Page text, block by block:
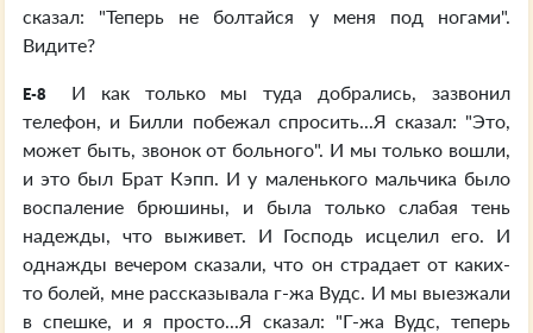
сказал: "Теперь не болтайся у меня под ногами".
Видите?
E-8
И как только мы туда добрались, зазвонил
телефон, и Билли побежал спросить...Я сказал: "Это,
может быть, звонок от больного". И мы только вошли,
и это был Брат Кэпп. И у маленького мальчика было
воспаление брюшины, и была только слабая тень
надежды, что выживет. И Господь исцелил его. И
однажды вечером сказали, что он страдает от каких-
то болей, мне рассказывала г-жа Вудс. И мы выезжали
в спешке, и я просто...Я сказал: "Г-жа Вудс, теперь